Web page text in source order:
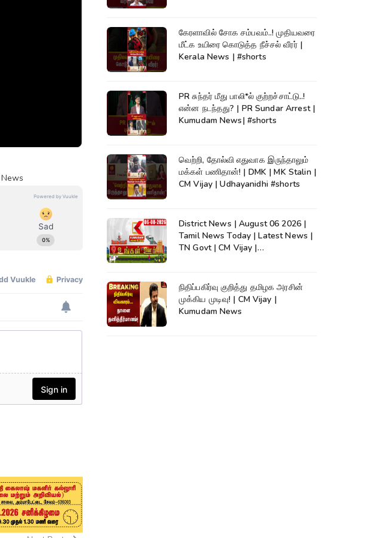
கேரளாவில் சோக சம்பவம்..! முதியவரை
மீட்க உயிரை கொடுத்த நீச்சல் வீரர் |
Kerala News | #shorts
PR சுந்தர் மீது பாலி*ல் குற்றச்சாட்டு..!
என்ன நடந்தது? | PR Sundar Arrest |
Kumudam News| #shorts
வெற்றி, தோல்வி எதுவாக இருந்தாலும்
மக்கள் பணிதான்! | DMK | MK Stalin |
CM Vijay | Udhayanidhi #shorts
District News | August 06 2026 |
Tamil News Today | Latest News |
TN Govt | CM Vijay |
நிதிப்பகிர்வு குறித்து தமிழக அரசின்
முக்கிய முடிவு! | CM Vijay |
Kumudam News